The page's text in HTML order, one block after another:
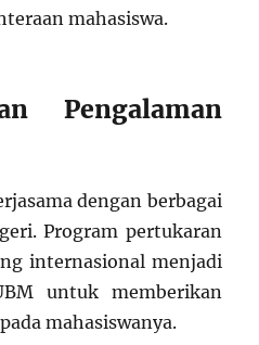
mahasiswa.
Pengalaman
dengan berbagai
Program pertukaran
internasional menjadi
untuk memberikan
mahasiswanya.